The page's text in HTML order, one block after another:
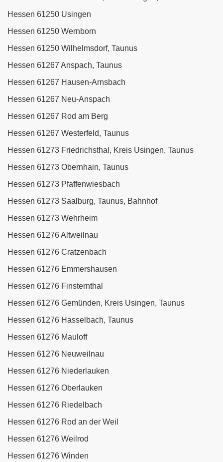
Hessen 61250 Usingen
Hessen 61250 Wernborn
Hessen 61250 Wilhelmsdorf, Taunus
Hessen 61267 Anspach, Taunus
Hessen 61267 Hausen-Arnsbach
Hessen 61267 Neu-Anspach
Hessen 61267 Rod am Berg
Hessen 61267 Westerfeld, Taunus
Hessen 61273 Friedrichsthal, Kreis Usingen, Taunus
Hessen 61273 Obernhain, Taunus
Hessen 61273 Pfaffenwiesbach
Hessen 61273 Saalburg, Taunus, Bahnhof
Hessen 61273 Wehrheim
Hessen 61276 Altweilnau
Hessen 61276 Cratzenbach
Hessen 61276 Emmershausen
Hessen 61276 Finsternthal
Hessen 61276 Gemünden, Kreis Usingen, Taunus
Hessen 61276 Hasselbach, Taunus
Hessen 61276 Mauloff
Hessen 61276 Neuweilnau
Hessen 61276 Niederlauken
Hessen 61276 Oberlauken
Hessen 61276 Riedelbach
Hessen 61276 Rod an der Weil
Hessen 61276 Weilrod
Hessen 61276 Winden